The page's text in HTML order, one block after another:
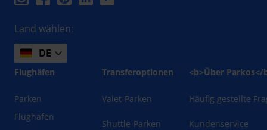
Land wählen:
DE
Flughäfen
Parken
Flughafen
Transferoptionen
Valet-Parken
Shuttle-Parken
<b>Über Parkos</
Häufig gestellte
Kundenservice